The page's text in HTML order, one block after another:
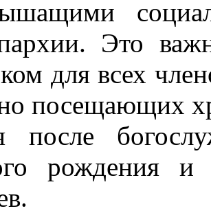
Это
для всех
посещающих
после
рождения